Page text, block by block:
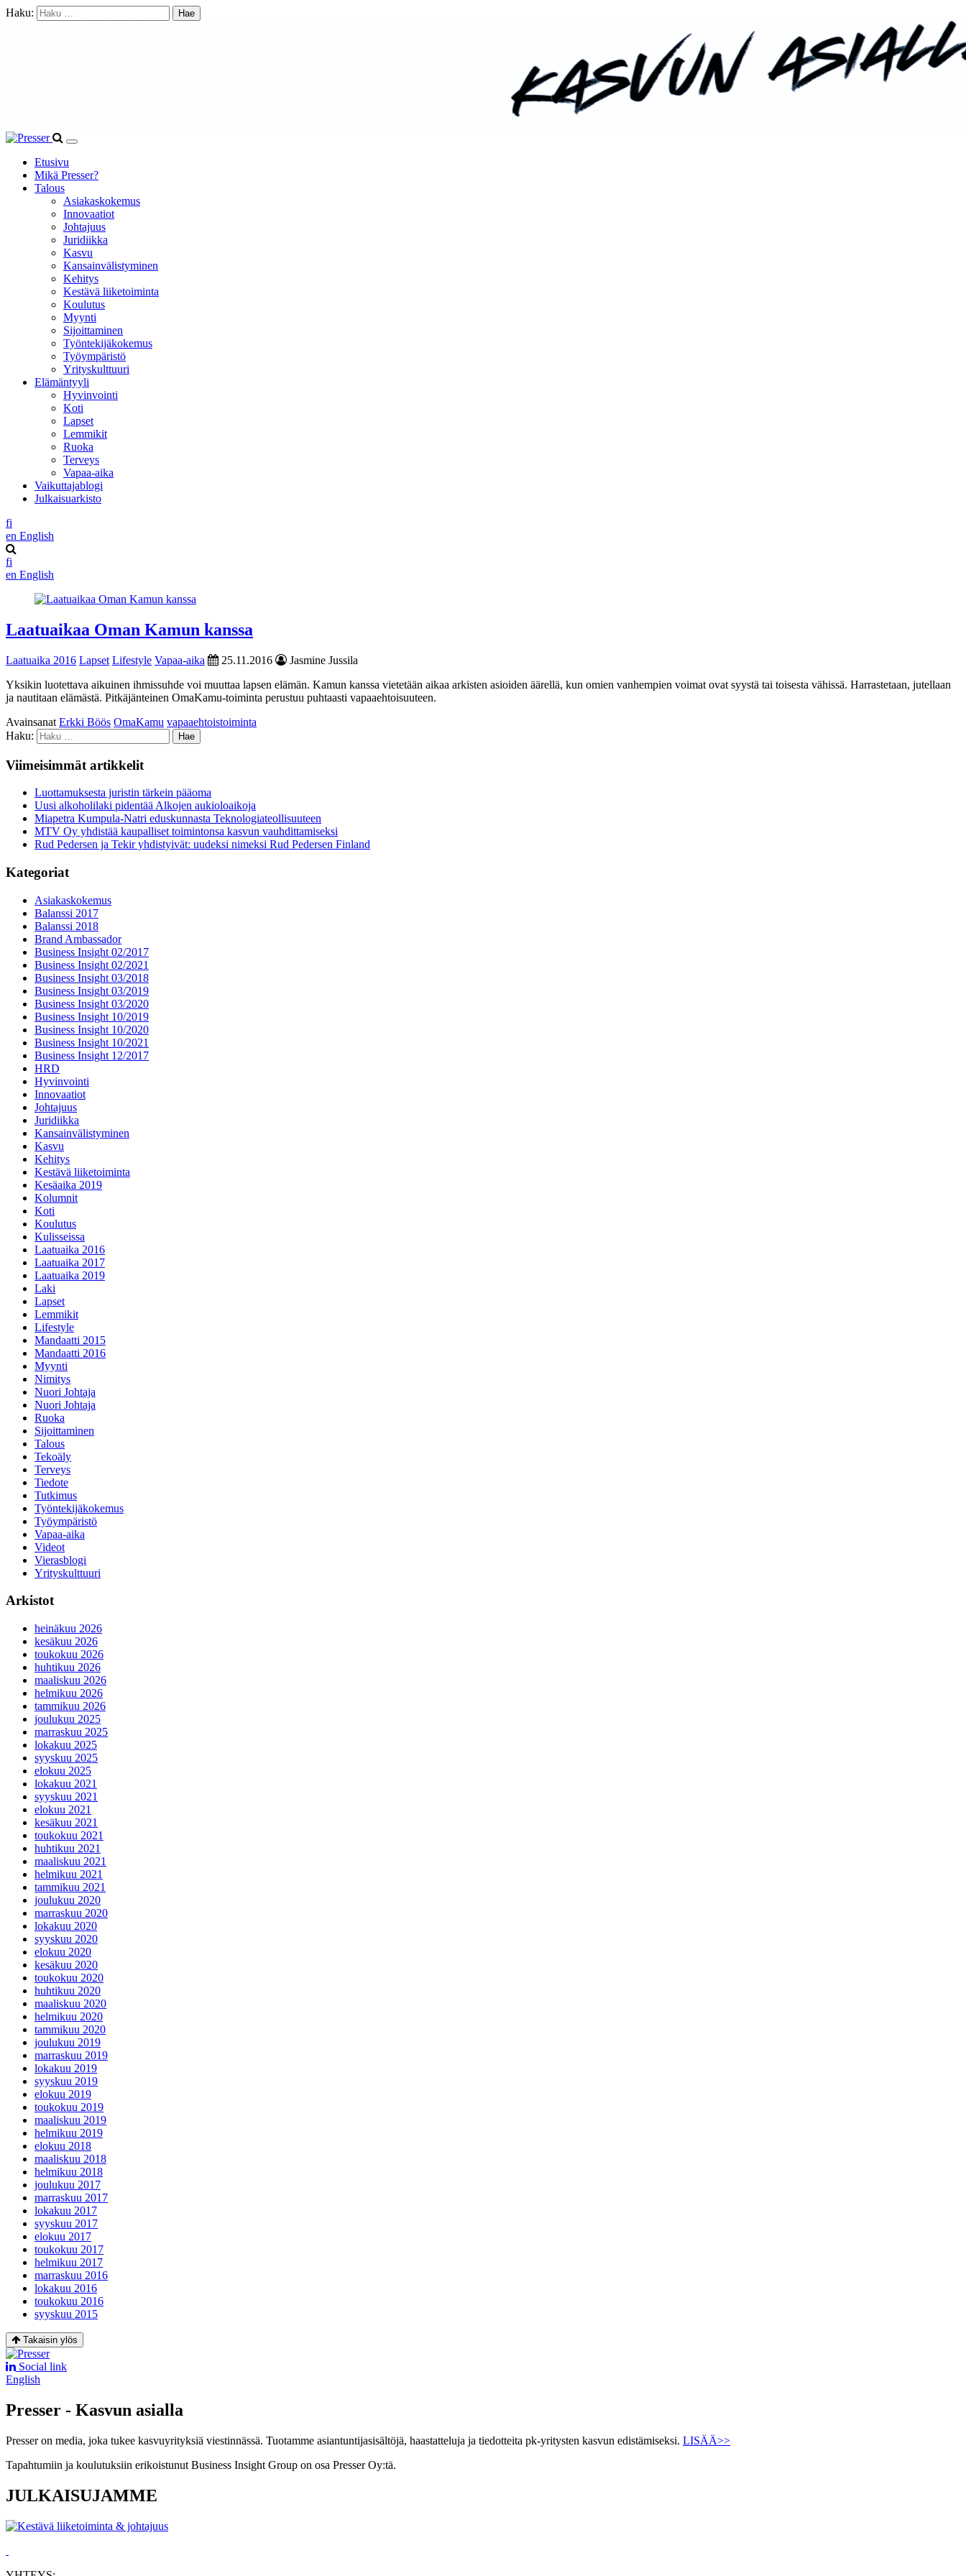
Haku:
Etusivu
Mikä Presser?
Talous
Asiakaskokemus
Innovaatiot
Johtajuus
Juridiikka
Kasvu
Kansainvälistyminen
Kehitys
Kestävä liiketoiminta
Koulutus
Myynti
Sijoittaminen
Työntekijäkokemus
Työympäristö
Yrityskulttuuri
Elämäntyyli
Hyvinvointi
Koti
Lapset
Lemmikit
Ruoka
Terveys
Vapaa-aika
Vaikuttajablogi
Julkaisuarkisto
fi
en English
fi
en English
Laatuaikaa Oman Kamun kanssa
Laatuaika 2016 Lapset Lifestyle Vapaa-aika 25.11.2016
Jasmine Jussila
Yksikin luotettava aikuinen ihmissuhde voi muuttaa lapsen elämän. Kamun kanssa vietetään aikaa arkisten asioiden äärellä, kun omien vanhempien voimat ovat syystä tai toisesta vähissä. Harrastetaan, jutellaan
ja nautitaan elämästä. Pitkäjänteinen OmaKamu-toiminta perustuu puhtaasti vapaaehtoisuuteen.
Avainsanat Erkki Böös OmaKamu vapaaehtoistoiminta
Haku:
Viimeisimmät artikkelit
Luottamuksesta juristin tärkein pääoma
Uusi alkoholilaki pidentää Alkojen aukioloaikoja
Miapetra Kumpula-Natri eduskunnasta Teknologiateollisuuteen
MTV Oy yhdistää kaupalliset toimintonsa kasvun vauhdittamiseksi
Rud Pedersen ja Tekir yhdistyivät: uudeksi nimeksi Rud Pedersen Finland
Kategoriat
Asiakaskokemus
Balanssi 2017
Balanssi 2018
Brand Ambassador
Business Insight 02/2017
Business Insight 02/2021
Business Insight 03/2018
Business Insight 03/2019
Business Insight 03/2020
Business Insight 10/2019
Business Insight 10/2020
Business Insight 10/2021
Business Insight 12/2017
HRD
Hyvinvointi
Innovaatiot
Johtajuus
Juridiikka
Kansainvälistyminen
Kasvu
Kehitys
Kestävä liiketoiminta
Kesäaika 2019
Kolumnit
Koti
Koulutus
Kulisseissa
Laatuaika 2016
Laatuaika 2017
Laatuaika 2019
Laki
Lapset
Lemmikit
Lifestyle
Mandaatti 2015
Mandaatti 2016
Myynti
Nimitys
Nuori Johtaja
Nuori Johtaja
Ruoka
Sijoittaminen
Talous
Tekoäly
Terveys
Tiedote
Tutkimus
Työntekijäkokemus
Työympäristö
Vapaa-aika
Videot
Vierasblogi
Yrityskulttuuri
Arkistot
heinäkuu 2026
kesäkuu 2026
toukokuu 2026
huhtikuu 2026
maaliskuu 2026
helmikuu 2026
tammikuu 2026
joulukuu 2025
marraskuu 2025
lokakuu 2025
syyskuu 2025
elokuu 2025
lokakuu 2021
syyskuu 2021
elokuu 2021
kesäkuu 2021
toukokuu 2021
huhtikuu 2021
maaliskuu 2021
helmikuu 2021
tammikuu 2021
joulukuu 2020
marraskuu 2020
lokakuu 2020
syyskuu 2020
elokuu 2020
kesäkuu 2020
toukokuu 2020
huhtikuu 2020
maaliskuu 2020
helmikuu 2020
tammikuu 2020
joulukuu 2019
marraskuu 2019
lokakuu 2019
syyskuu 2019
elokuu 2019
toukokuu 2019
maaliskuu 2019
helmikuu 2019
elokuu 2018
maaliskuu 2018
helmikuu 2018
joulukuu 2017
marraskuu 2017
lokakuu 2017
syyskuu 2017
elokuu 2017
toukokuu 2017
helmikuu 2017
marraskuu 2016
lokakuu 2016
toukokuu 2016
syyskuu 2015
Takaisin ylös
Social link
English
Presser - Kasvun asialla
Presser on media, joka tukee kasvuyrityksiä viestinnässä. Tuotamme asiantuntijasisältöjä, haastatteluja ja tiedotteita pk-yritysten kasvun edistämiseksi. LISÄÄ>>
Tapahtumiin ja koulutuksiin erikoistunut Business Insight Group on osa Presser Oy:tä.
JULKAISUJAMME